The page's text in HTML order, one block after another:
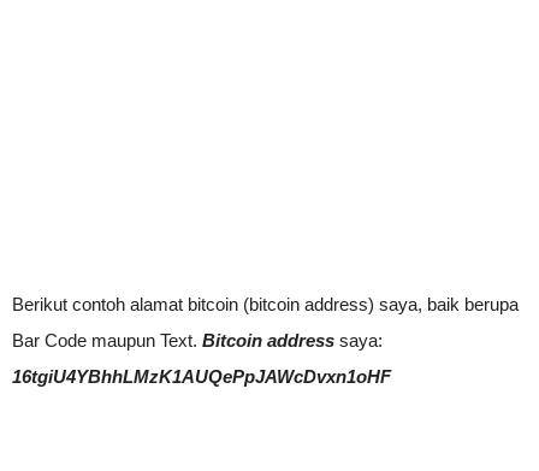
Berikut contoh alamat bitcoin (bitcoin address) saya, baik berupa
Bar Code maupun Text. Bitcoin address saya:
16tgiU4YBhhLMzK1AUQePpJAWcDvxn1oHF